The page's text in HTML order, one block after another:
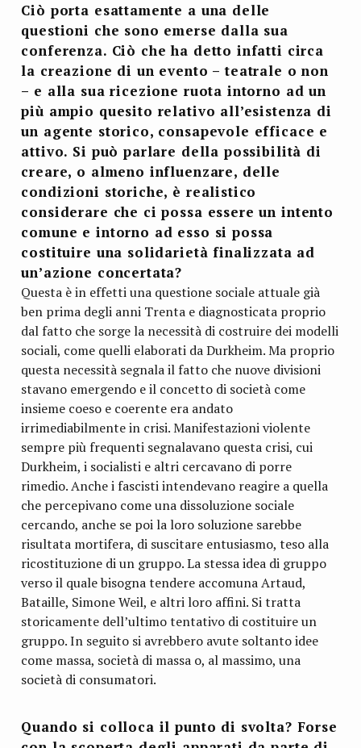
Ciò porta esattamente a una delle
questioni che sono emerse dalla sua
conferenza. Ciò che ha detto infatti circa
la creazione di un evento – teatrale o non
– e alla sua ricezione ruota intorno ad un
più ampio quesito relativo all’esistenza di
un agente storico, consapevole efficace e
attivo. Si può parlare della possibilità di
creare, o almeno influenzare, delle
condizioni storiche, è realistico
considerare che ci possa essere un intento
comune e intorno ad esso si possa
costituire una solidarietà finalizzata ad
un’azione concertata?
Questa è in effetti una questione sociale attuale già
ben prima degli anni Trenta e diagnosticata proprio
dal fatto che sorge la necessità di costruire dei modelli
sociali, come quelli elaborati da Durkheim. Ma proprio
questa necessità segnala il fatto che nuove divisioni
stavano emergendo e il concetto di società come
insieme coeso e coerente era andato
irrimediabilmente in crisi. Manifestazioni violente
sempre più frequenti segnalavano questa crisi, cui
Durkheim, i socialisti e altri cercavano di porre
rimedio. Anche i fascisti intendevano reagire a quella
che percepivano come una dissoluzione sociale
cercando, anche se poi la loro soluzione sarebbe
risultata mortifera, di suscitare entusiasmo, teso alla
ricostituzione di un gruppo. La stessa idea di gruppo
verso il quale bisogna tendere accomuna Artaud,
Bataille, Simone Weil, e altri loro affini. Si tratta
storicamente dell’ultimo tentativo di costituire un
gruppo. In seguito si avrebbero avute soltanto idee
come massa, società di massa o, al massimo, una
società di consumatori.
Quando si colloca il punto di svolta? Forse